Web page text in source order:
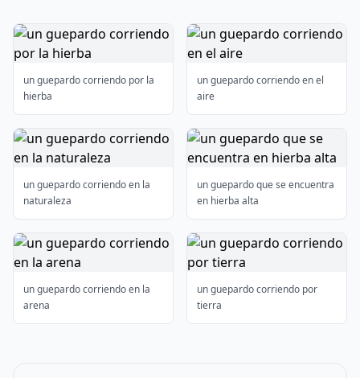
un guepardo corriendo por la
hierba
un guepardo corriendo en el
aire
un guepardo corriendo en la
naturaleza
un guepardo que se encuentra
en hierba alta
un guepardo corriendo en la
arena
un guepardo corriendo por
tierra